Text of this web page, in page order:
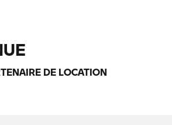
DE LOCATION